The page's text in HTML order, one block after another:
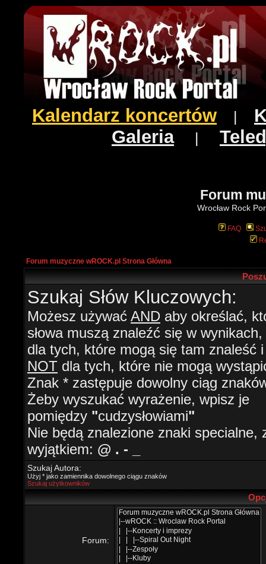
Kalendarz koncertów
Galeria|
Forum
Wrocław Rock
FAQ
Forum muzyczne wROCK.pl Strona Główna
Szukaj Słów Kluczowych:
Możesz używać AND aby określać,
słowa muszą znaleźć się w wynikach,
dla tych, które mogą się tam znaleść i
NOT dla tych, które nie mogą
Znak * zastępuje dowolny ciąg
Żeby wyszukać wyrażenie, wpisz je
pomiędzy "cudzysłowiami"
Nie będą znalezione znaki specialne,
wyjątkiem: @ . - _
Szukaj Autora:
Użyj * jako zamiennika dowolnego ciągu znaków
Szukaj użytkowników
Forum: